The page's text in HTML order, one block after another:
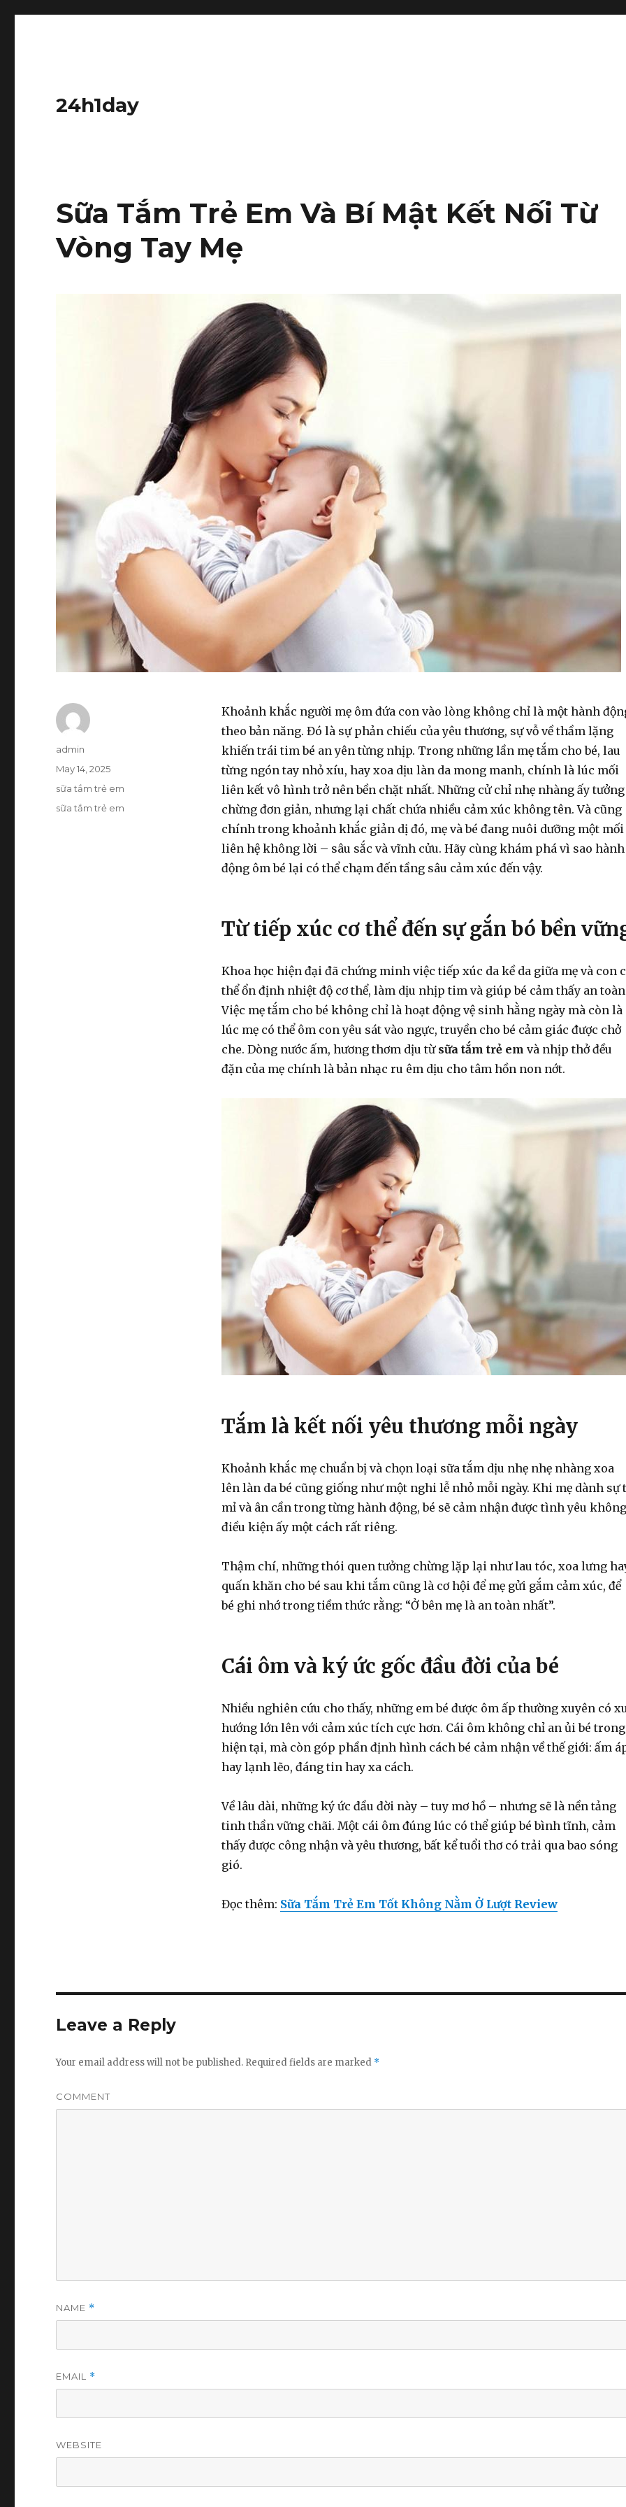
24h1day
Sữa Tắm Trẻ Em Và Bí Mật Kết Nối Từ
Vòng Tay Mẹ
Khoảnh khắc người mẹ ôm đứa con vào lòng không chỉ là một hành
theo bản năng. Đó là sự phản chiếu của yêu thương, sự vỗ về thầm lặng
khiến trái tim bé an yên từng nhịp. Trong những lần mẹ tắm cho bé, lau
từng ngón tay nhỏ xíu, hay xoa dịu làn da mong manh, chính là lúc mối
liên kết vô hình trở nên bền chặt nhất. Những cử chỉ nhẹ nhàng ấy tưởng
chừng đơn giản, nhưng lại chất chứa nhiều cảm xúc không tên. Và cũng
chính trong khoảnh khắc giản dị đó, mẹ và bé đang nuôi dưỡng một mối
liên hệ không lời – sâu sắc và vĩnh cửu. Hãy cùng khám phá vì sao hành
động ôm bé lại có thể chạm đến tầng sâu cảm xúc đến vậy.
Từ tiếp xúc cơ thể đến sự gắn bó bền
Khoa học hiện đại đã chứng minh việc tiếp xúc da kề da giữa mẹ và con
thể ổn định nhiệt độ cơ thể, làm dịu nhịp tim và giúp bé cảm thấy an
Việc mẹ tắm cho bé không chỉ là hoạt động vệ sinh hằng ngày mà còn là
lúc mẹ có thể ôm con yêu sát vào ngực, truyền cho bé cảm giác được chở
che. Dòng nước ấm, hương thơm dịu từ sữa tắm trẻ em và nhịp thở đều
đặn của mẹ chính là bản nhạc ru êm dịu cho tâm hồn non nớt.
Tắm là kết nối yêu thương mỗi ngày
Khoảnh khắc mẹ chuẩn bị và chọn loại sữa tắm dịu nhẹ nhẹ nhàng xoa
lên làn da bé cũng giống như một nghi lễ nhỏ mỗi ngày. Khi mẹ dành sự
mỉ và ân cần trong từng hành động, bé sẽ cảm nhận được tình yêu không
điều kiện ấy một cách rất riêng.
Thậm chí, những thói quen tưởng chừng lặp lại như lau tóc, xoa lưng
quấn khăn cho bé sau khi tắm cũng là cơ hội để mẹ gửi gắm cảm xúc, để
bé ghi nhớ trong tiềm thức rằng: “Ở bên mẹ là an toàn nhất”.
Cái ôm và ký ức gốc đầu đời của bé
Nhiều nghiên cứu cho thấy, những em bé được ôm ấp thường xuyên có
hướng lớn lên với cảm xúc tích cực hơn. Cái ôm không chỉ an ủi bé trong
hiện tại, mà còn góp phần định hình cách bé cảm nhận về thế giới: ấm
hay lạnh lẽo, đáng tin hay xa cách.
Về lâu dài, những ký ức đầu đời này – tuy mơ hồ – nhưng sẽ là nền tảng
tinh thần vững chãi. Một cái ôm đúng lúc có thể giúp bé bình tĩnh, cảm
thấy được công nhận và yêu thương, bất kể tuổi thơ có trải qua bao sóng
gió.
Đọc thêm: Sữa Tắm Trẻ Em Tốt Không Nằm Ở Lượt Review
Author
admin
Posted
on
May 14, 2025
Categories
sữa tắm trẻ em
Tags
sữa tắm trẻ em
Leave a Reply
Your email address will not be published. Required fields are marked *
COMMENT
NAME *
EMAIL *
WEBSITE